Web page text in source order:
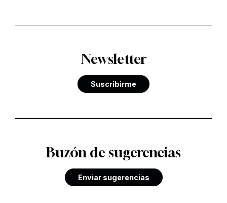
Newsletter
Suscribirme
Buzón de sugerencias
Enviar sugerencias